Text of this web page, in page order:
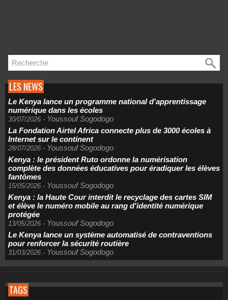
LES NEWS
Le Kenya lance un programme national d'apprentissage
numérique dans les écoles
30/07/2026 - Youssouf Sogodogo
La Fondation Airtel Africa connecte plus de 3000 écoles à
Internet sur le continent
28/07/2026 - Youssouf Sogodogo
Kenya : le président Ruto ordonne la numérisation
complète des données éducatives pour éradiquer les élèves
fantômes
15/05/2026 - Youssouf Sogodogo
Kenya : la Haute Cour interdit le recyclage des cartes SIM
et élève le numéro mobile au rang d'identité numérique
protégée
13/05/2026 - Youssouf Sogodogo
Le Kenya lance un système automatisé de contraventions
pour renforcer la sécurité routière
31/03/2026 - Youssouf Sogodogo
TAGS